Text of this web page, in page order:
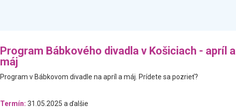
Program Bábkového divadla v Košiciach - apríl a
máj
Program v Bábkovom divadle na apríl a máj. Prídete sa pozrieť?
Termín: 31.05.2025 a ďalšie